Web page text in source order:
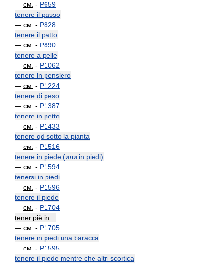
— см. - P659
tenere il passo
— см. - P828
tenere il patto
— см. - P890
tenere a pelle
— см. - P1062
tenere in pensiero
— см. - P1224
tenere di peso
— см. - P1387
tenere in petto
— см. - P1433
tenere qd sotto la pianta
— см. - P1516
tenere in piede (или in piedi)
— см. - P1594
tenersi in piedi
— см. - P1596
tenere il piede
— см. - P1704
tener piè in...
— см. - P1705
tenere in piedi una baracca
— см. - P1595
tenere il piede mentre che altri scortica